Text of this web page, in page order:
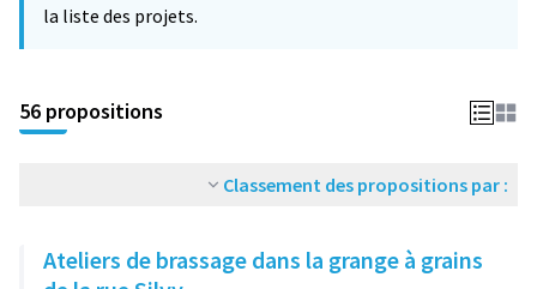
la liste des projets.
56 propositions
Classement des propositions par :
Ateliers de brassage dans la grange à grains